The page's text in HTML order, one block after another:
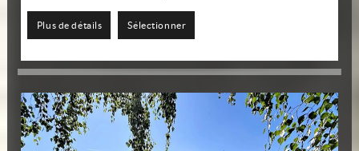
habitables, un sous-sol...
Plus de détails Sélectionner